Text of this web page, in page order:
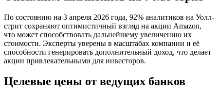
По состоянию на 3 апреля 2026 года, 92% аналитиков на Уолл-
стрит сохраняют оптимистичный взгляд на акции Amazon,
что может способствовать дальнейшему увеличению их
стоимости. Эксперты уверены в масштабах компании и её
способности генерировать дополнительный доход, что делает
акции привлекательными для инвесторов.
Целевые цены от ведущих банков